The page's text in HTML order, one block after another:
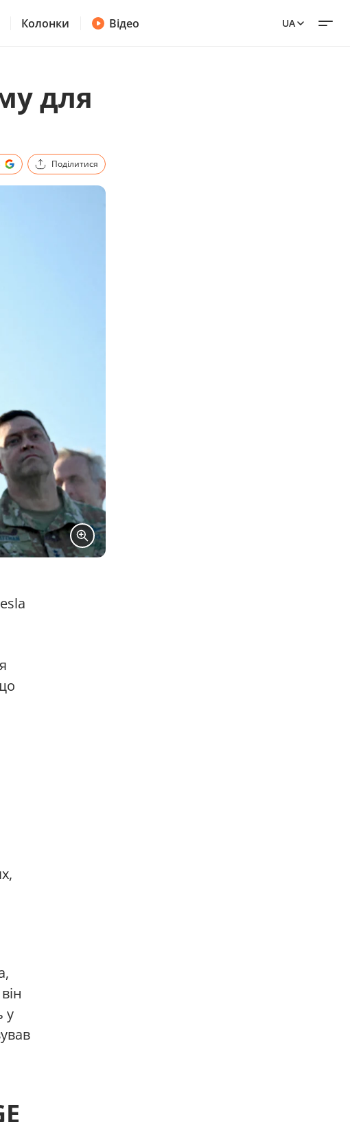
Колонки Відео UA
для
Поділитися
у